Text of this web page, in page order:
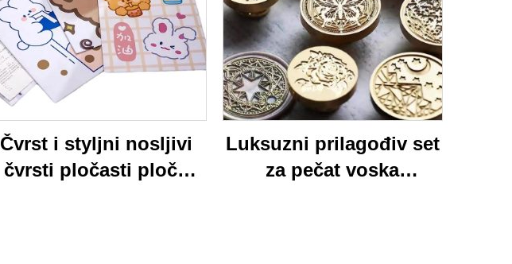
Čvrst i styljni nosljivi
čvrsti pločasti ploča
Luksuzni prilagođiv set
za pečat voska